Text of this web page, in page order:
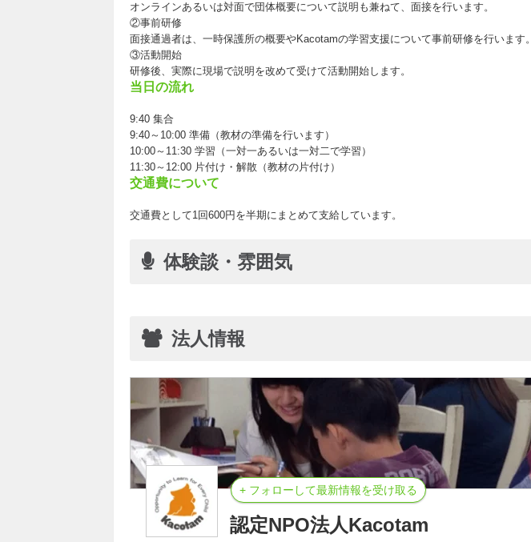
オンラインあるいは対面で団体概要について説明も兼ねて、面接を行います。
②事前研修
面接通過者は、一時保護所の概要やKacotamの学習支援について事前研修を行います。
③活動開始
研修後、実際に現場で説明を改めて受けて活動開始します。
当日の流れ
9:40 集合
9:40～10:00 準備（教材の準備を行います）
10:00～11:30 学習（一対一あるいは一対二で学習）
11:30～12:00 片付け・解散（教材の片付け）
交通費について
交通費として1回600円を半期にまとめて支給しています。
体験談・雰囲気
法人情報
+ フォローして最新情報を受け取る
認定NPO法人Kacotam